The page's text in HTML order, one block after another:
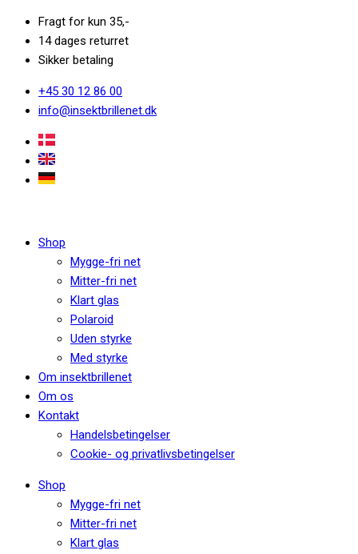
Fragt for kun 35,-
14 dages returret
Sikker betaling
+45 30 12 86 00
info@insektbrillenet.dk
Shop
Mygge-fri net
Mitter-fri net
Klart glas
Polaroid
Uden styrke
Med styrke
Om insektbrillenet
Om os
Kontakt
Handelsbetingelser
Cookie- og privatlivsbetingelser
Shop
Mygge-fri net
Mitter-fri net
Klart glas